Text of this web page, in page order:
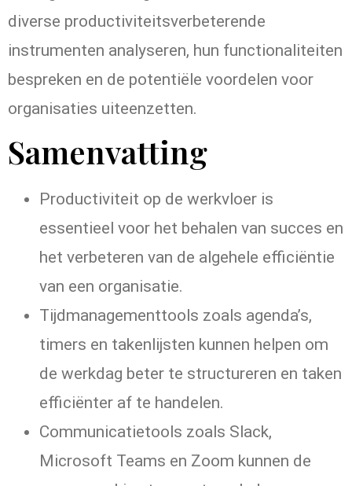
diverse productiviteitsverbeterende
instrumenten analyseren, hun functionaliteiten
bespreken en de potentiële voordelen voor
organisaties uiteenzetten.
Samenvatting
Productiviteit op de werkvloer is
essentieel voor het behalen van succes en
het verbeteren van de algehele efficiëntie
van een organisatie.
Tijdmanagementtools zoals agenda’s,
timers en takenlijsten kunnen helpen om
de werkdag beter te structureren en taken
efficiënter af te handelen.
Communicatietools zoals Slack,
Microsoft Teams en Zoom kunnen de